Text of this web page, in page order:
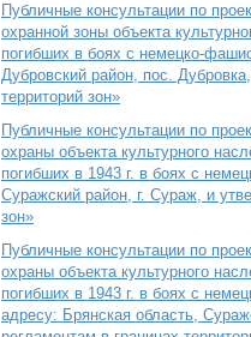
Публичные консультации по
охранной зоны объекта
погибших в боях с немецко-
Дубровский район, пос.
территорий зон»
Публичные консультации по
охраны объекта культурного
погибших в 1943 г. в боях с
Суражский район, г. Сураж, и
зон»
Публичные консультации по
охраны объекта культурного
погибших в 1943 г. в боях с
адресу: Брянская область,